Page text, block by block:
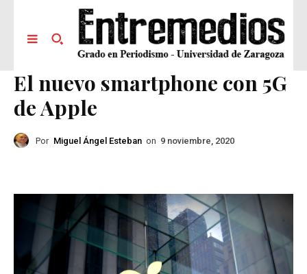
El nuevo smartphone con 5G
de Apple
Por Miguel Ángel Esteban on 9 noviembre, 2020